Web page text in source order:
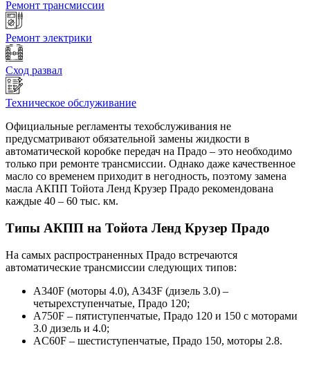
Ремонт трансмиссии
Ремонт электрики
Сход развал
Техническое обслуживание
Официальные регламенты техобслуживания не
предусматривают обязательной замены жидкости в
автоматической коробке передач на Прадо – это необходимо
только при ремонте трансмиссии. Однако даже качественное
масло со временем приходит в негодность, поэтому замена
масла АКПП Тойота Ленд Крузер Прадо рекомендована
каждые 40 – 60 тыс. км.
Типы АКПП на Тойота Ленд Крузер Прадо
На самых распространенных Прадо встречаются
автоматические трансмиссии следующих типов:
A340F (моторы 4.0), A343F (дизель 3.0) –
четырехступенчатые, Прадо 120;
A750F – пятиступенчатые, Прадо 120 и 150 с моторами
3.0 дизель и 4.0;
AC60F – шестиступенчатые, Прадо 150, моторы 2.8.